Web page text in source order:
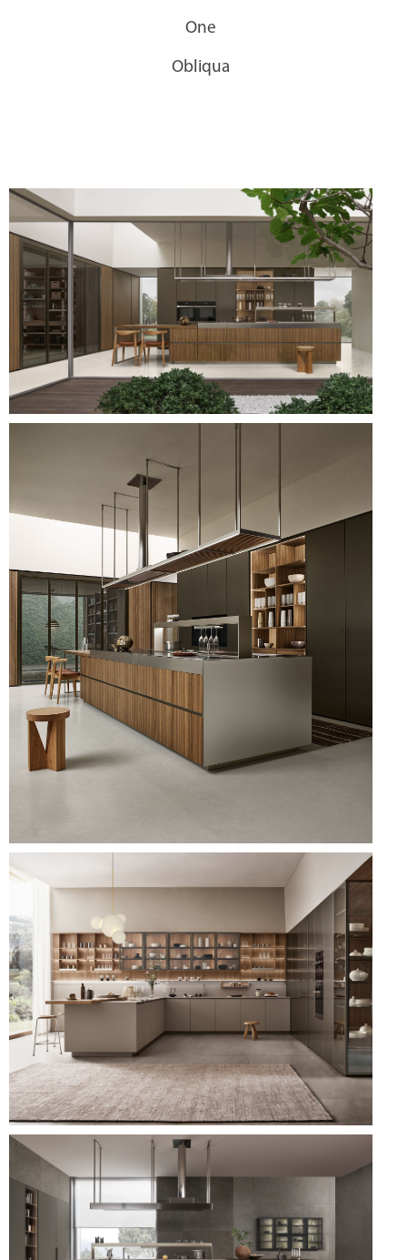
One
Obliqua